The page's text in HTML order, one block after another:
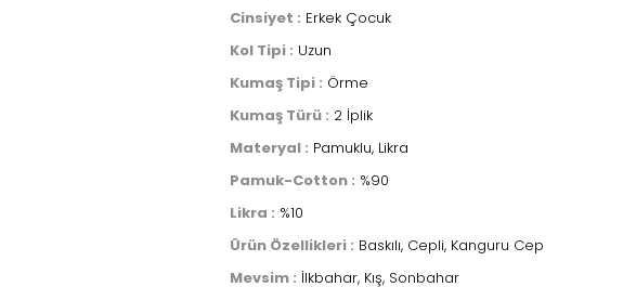
Cinsiyet : Erkek Çocuk
Kol Tipi : Uzun
Kumaş Tipi : Örme
Kumaş Türü : 2 İplik
Materyal : Pamuklu, Likra
Pamuk-Cotton : %90
Likra : %10
Ürün Özellikleri : Baskılı, Cepli, Kanguru Cep
Mevsim : İlkbahar, Kış, Sonbahar